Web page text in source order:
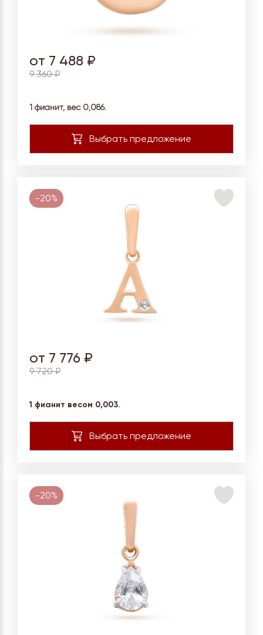
от 7 488 ₽
9 360 ₽
1 фианит, вес0,086.
-20%
от 7 776 ₽
9 720 ₽
1 фианит весом 0,003.
-20%